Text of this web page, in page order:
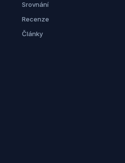
Srovnání
Recenze
Články